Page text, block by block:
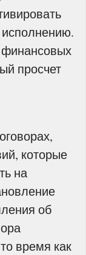
исполнению.
финансовых
просчет
которые
на
об
время как